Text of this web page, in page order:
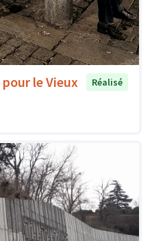
le Vieux
Réalisé